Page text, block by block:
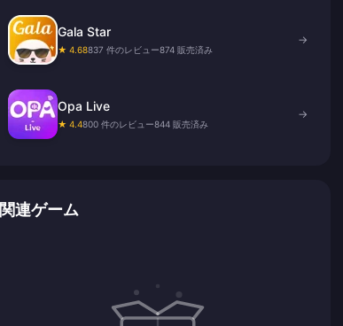
Gala Star
★ 4.68837 件のレビュー874 販売済み
→
Opa Live
★ 4.4800 件のレビュー844 販売済み
→
関連ゲーム